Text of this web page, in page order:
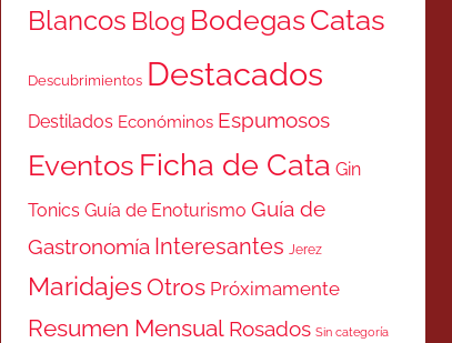
Blancos Blog BodegasCatas
Descubrimientos Destacados
Destilados Económinos Espumosos
Eventos Ficha de Cata Gin
Tonics Guía de Enoturismo Guía de
Gastronomía Interesantes Jerez
MaridajesOtros Próximamente
Resumen Mensual Rosados Sin categoría